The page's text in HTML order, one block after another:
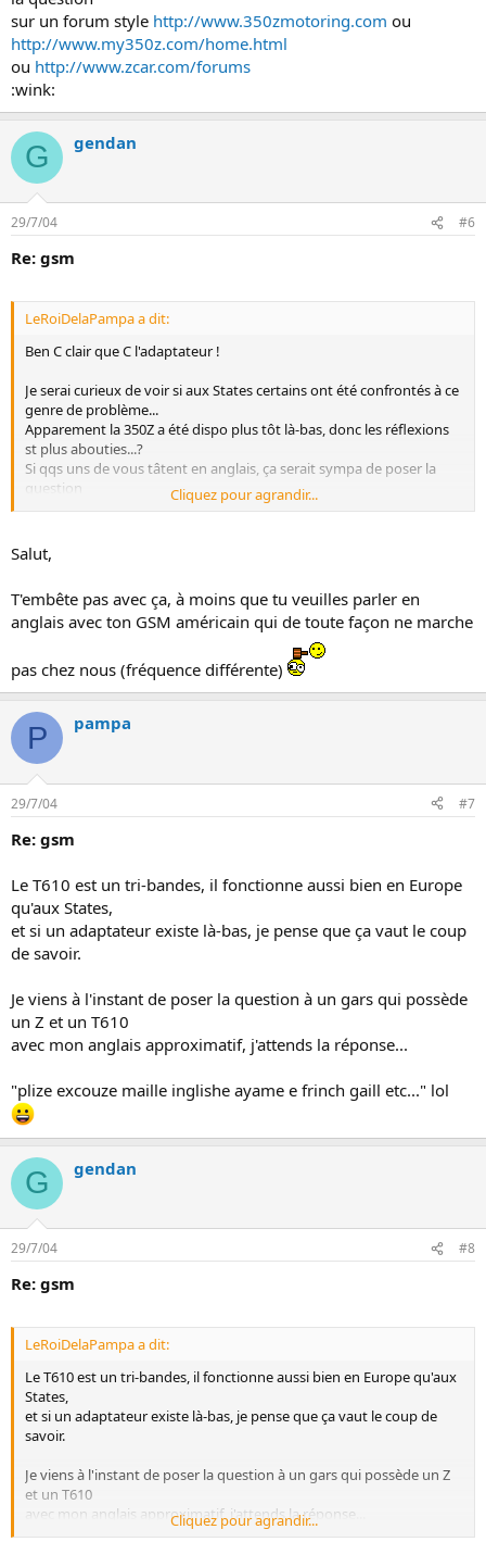
sur un forum style http://www.350zmotoring.com ou
http://www.my350z.com/home.html
ou http://www.zcar.com/forums
:wink:
G gendan
29/7/04 #6
Re: gsm
LeRoiDelaPampa a dit:
Ben C clair que C l'adaptateur !
Je serai curieux de voir si aux States certains ont été confrontés à ce
genre de problème...
Apparement la 350Z a été dispo plus tôt là-bas, donc les réflexions
st plus abouties...?
Si qqs uns de vous tâtent en anglais, ça serait sympa de poser la
question
http://www.350zmotoring.com
ou
:wink:
Cliquez pour agrandir...
Salut,
T'embête pas avec ça, à moins que tu veuilles parler en
anglais avec ton GSM américain qui de toute façon ne marche
pas chez nous (fréquence différente)
P pampa
29/7/04 #7
Re: gsm
Le T610 est un tri-bandes, il fonctionne aussi bien en Europe
qu'aux States,
et si un adaptateur existe là-bas, je pense que ça vaut le coup
de savoir.
Je viens à l'instant de poser la question à un gars qui possède
un Z et un T610
avec mon anglais approximatif, j'attends la réponse...
"plize excouze maille inglishe ayame e frinch gaill etc..." lol
G gendan
29/7/04 #8
Re: gsm
LeRoiDelaPampa a dit:
Le T610 est un tri-bandes, il fonctionne aussi bien en Europe qu'aux
States,
et si un adaptateur existe là-bas, je pense que ça vaut le coup de
savoir.
Je viens à l'instant de poser la question à un gars qui possède un Z
et un T610
avec mon anglais approximatif, j'attends la réponse...
Cliquez pour agrandir...